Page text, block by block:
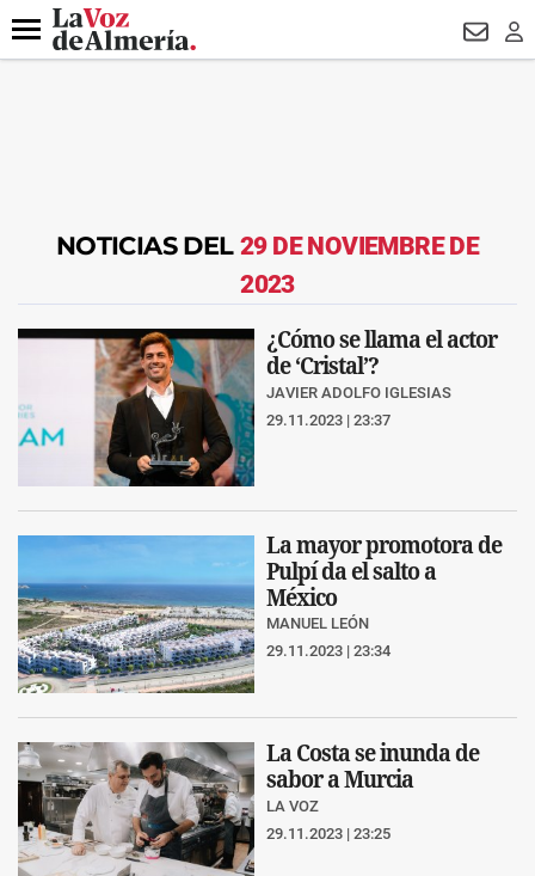
DESTACADO TURISMO
Menú
NOTICIAS DEL 29 DE NOVIEMBRE DE
2023
¿Cómo se llama el actor
de ‘Cristal’?
JAVIER ADOLFO IGLESIAS
29.11.2023 | 23:37
La mayor promotora de
Pulpí da el salto a
México
MANUEL LEÓN
29.11.2023 | 23:34
La Costa se inunda de
sabor a Murcia
LA VOZ
29.11.2023 | 23:25